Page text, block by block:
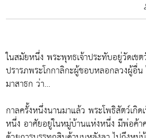
ในสมัยหนึ่ง พระพุทธเจ้าประทับอยู่วัดเช
ปรารภพระโกกาลิกะผู้ชอบหลอกลวงผู้อื่
มาสาธก ว่า...
กาลครั้งหนึ่งนานมาแล้ว พระโพธิสัตว์เกิ
หนึ่ง อาศัยอยู่ในหมู่บ้านแห่งหนึ่ง มีพ่อค้า